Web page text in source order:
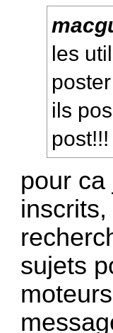
les
ils
post!!!
pour
sujets